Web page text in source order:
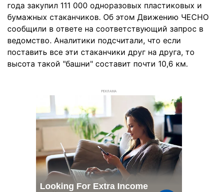
года закупил 111 000 одноразовых пластиковых и
бумажных стаканчиков. Об этом Движению ЧЕСНО
сообщили в ответе на соответствующий запрос в
ведомство. Аналитики подсчитали, что если
поставить все эти стаканчики друг на друга, то
высота такой "башни" составит почти 10,6 км.
РЕКЛАМА